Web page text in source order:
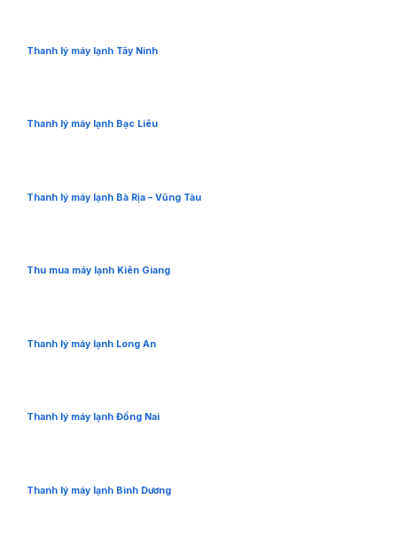
Thanh lý máy lạnh Tây Ninh
Thanh lý máy lạnh Bạc Liêu
Thanh lý máy lạnh Bà Rịa – Vũng Tàu
Thu mua máy lạnh Kiên Giang
Thanh lý máy lạnh Long An
Thanh lý máy lạnh Đồng Nai
Thanh lý máy lạnh Bình Dương